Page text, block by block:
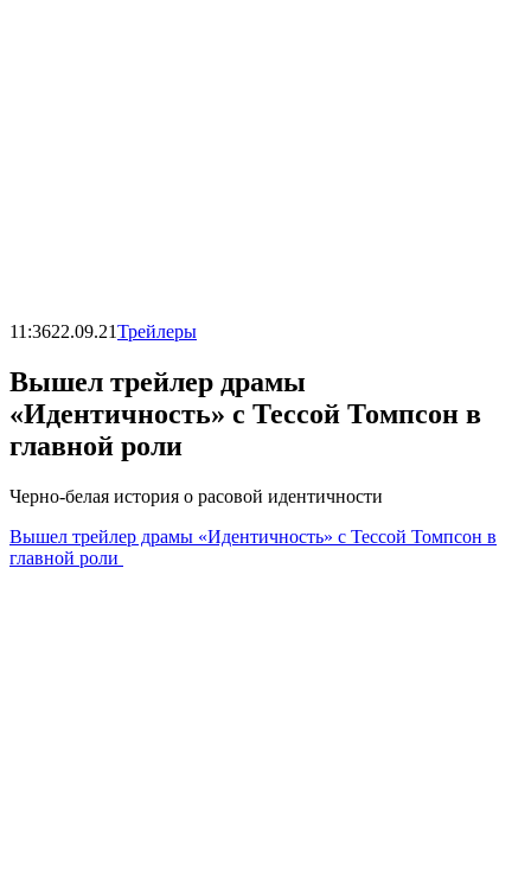
11:3622.09.21Трейлеры
Вышел трейлер драмы
«Идентичность» с Тессой Томпсон в
главной роли
Черно-белая история о расовой идентичности
Вышел трейлер драмы «Идентичность» с Тессой Томпсон в
главной роли